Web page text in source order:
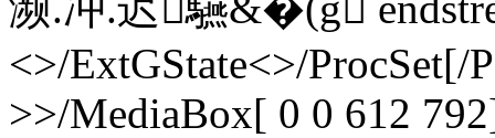
<>/ExtGState<>/ProcSet[/
>>/MediaBox[ 0 0 612